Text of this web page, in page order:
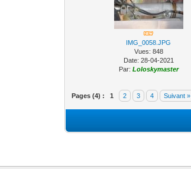
IMG_0058.JPG
Vues: 848
Date: 28-04-2021
Par: Loloskymaster
Pages (4) : 1 2 3 4 Suivant »